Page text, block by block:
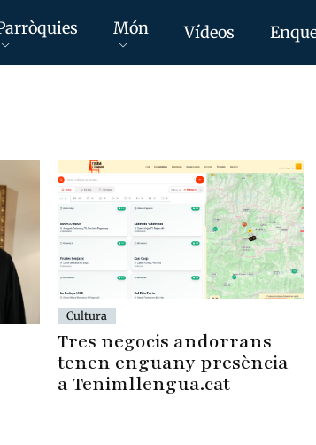
Món Vídeos
Cultura
Tres negocis andorrans
tenen enguany presència
a Tenimllengua.cat